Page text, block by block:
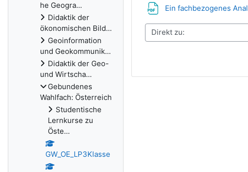
Ein fachbezogenes
he Geogra...
Didaktik der
ökonomischen Bild...
Geoinformation
und Geokommunik...
Didaktik der Geo-
und Wirtscha...
Gebundenes
Wahlfach: Österreich
Studentische
Lernkurse zu
Öste...
GW_OE_LP3Klasse